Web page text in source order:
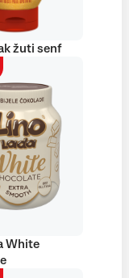
žuti senf
White